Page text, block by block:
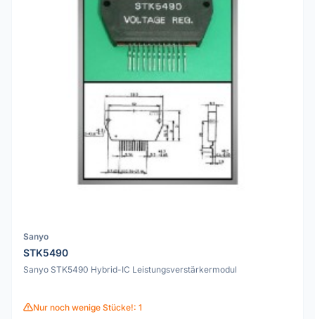
Sanyo
STK5490
Sanyo STK5490 Hybrid-IC Leistungsverstärkermodul
Nur noch wenige Stücke!: 1